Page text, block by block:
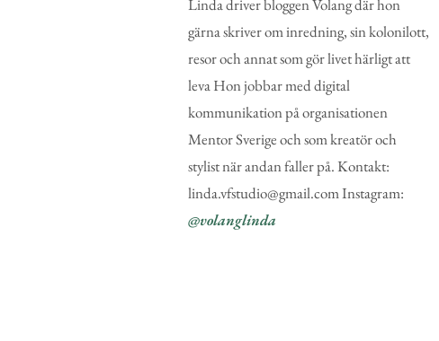
Linda driver bloggen Volang där hon
gärna skriver om inredning, sin kolonilott,
resor och annat som gör livet härligt att
leva Hon jobbar med digital
kommunikation på organisationen
Mentor Sverige och som kreatör och
stylist när andan faller på. Kontakt:
linda.vfstudio@gmail.com Instagram:
@volanglinda